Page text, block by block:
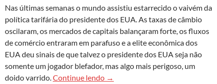
Nas últimas semanas o mundo assistiu estarrecido o vaivém da
política tarifária do presidente dos EUA. As taxas de câmbio
oscilaram, os mercados de capitais balançaram forte, os fluxos
de comércio entraram em parafuso e a elite econômica dos
EUA deu sinais de que talvez o presidente dos EUA seja não
somente um jogador blefador, mas algo mais perigoso, um
doido varrido.Continue lendo A Guerra Econômica: o tempo
→